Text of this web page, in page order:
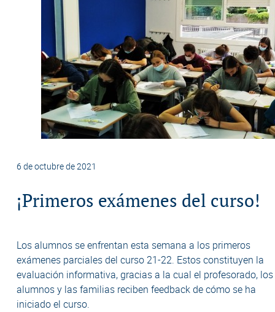
6 de octubre de 2021
¡Primeros exámenes del curso!
Los alumnos se enfrentan esta semana a los primeros
exámenes parciales del curso 21-22. Estos constituyen la
evaluación informativa, gracias a la cual el profesorado, los
alumnos y las familias reciben feedback de cómo se ha
iniciado el curso.